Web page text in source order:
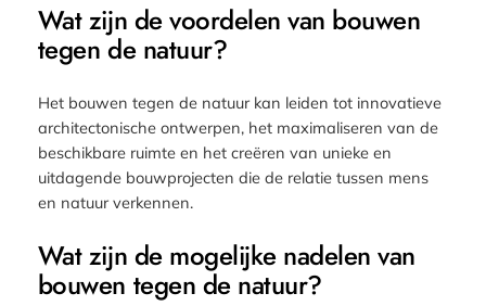
Wat zijn de voordelen van bouwen
tegen de natuur?
Het bouwen tegen de natuur kan leiden tot innovatieve
architectonische ontwerpen, het maximaliseren van de
beschikbare ruimte en het creëren van unieke en
uitdagende bouwprojecten die de relatie tussen mens
en natuur verkennen.
Wat zijn de mogelijke nadelen van
bouwen tegen de natuur?